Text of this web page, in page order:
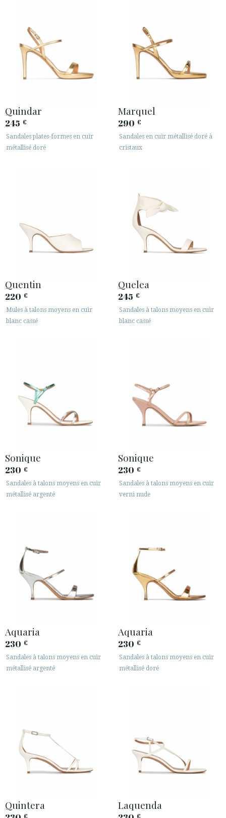
Quindar
245 €
Sandales plates-formes en cuir
métallisé doré
Marquel
290 €
Sandales en cuir métallisé doré à
cristaux
Quentin
220 €
Mules à talons moyens en cuir
blanc cassé
Quelea
245 €
Sandales à talons moyens en cuir
blanc cassé
Sonique
230 €
Sandales à talons moyens en cuir
métallisé argenté
Sonique
230 €
Sandales à talons moyens en cuir
verni nude
Aquaria
230 €
Sandales à talons moyens en cuir
métallisé argenté
Aquaria
230 €
Sandales à talons moyens en cuir
métallisé doré
Quintera
€
Laquenda
€